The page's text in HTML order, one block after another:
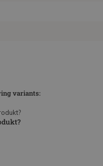
variants: